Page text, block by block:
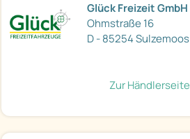
Glück Freizeit GmbH
Ohmstraße 16
D - 85254 Sulzemoos
Zur Händlerseite